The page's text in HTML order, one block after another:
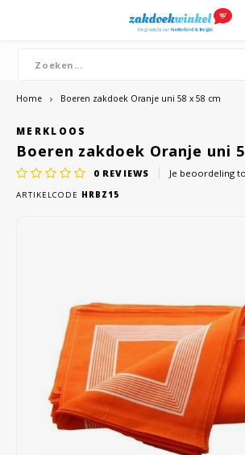
Hoofdmenu / boeren zakdoeken
Bandana's
Hoofdmenu / dames
Zakdoeken
Hoofdmenu / heren
Zakdoeken
Hoofdmenu / merken
Dutch zakdoeken
Home Boeren zakdoek Oranje uni 58 x 58 cm
MERKLOOS
Boeren zakdoek Oranje uni
0 REVIEWS Je beoordeling
ARTIKELCODE HRBZ15